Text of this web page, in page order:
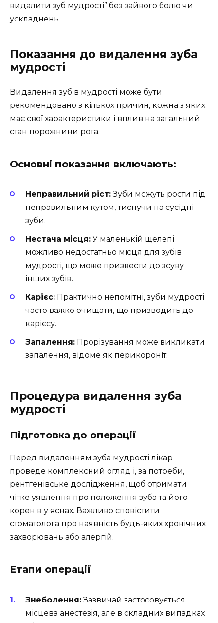
видалити зуб мудрості” без зайвого болю чи
ускладнень.
Показання до видалення зуба
мудрості
Видалення зубів мудрості може бути
рекомендовано з кількох причин, кожна з яких
має свої характеристики і вплив на загальний
стан порожнини рота.
Основні показання включають:
Неправильний ріст:Зуби можуть рости під
неправильним кутом, тиснучи на сусідні
зуби.
Нестача місця: У маленькій щелепі
можливо недостатньо місця для зубів
мудрості, що може призвести до зсуву
інших зубів.
Карієс: Практично непомітні, зуби мудрості
часто важко очищати, що призводить до
карієсу.
Запалення: Прорізування може викликати
запалення, відоме як перикороніт.
Процедура видалення зуба
мудрості
Підготовка до операції
Перед видаленням зуба мудрості лікар
проведе комплексний огляд і, за потреби,
рентгенівське дослідження, щоб отримати
чітке уявлення про положення зуба та його
коренів у яснах. Важливо сповістити
стоматолога про наявність будь-яких хронічних
захворювань або алергій.
Етапи операції
Знеболення:Зазвичай застосовується
місцева анестезія, але в складних випадках